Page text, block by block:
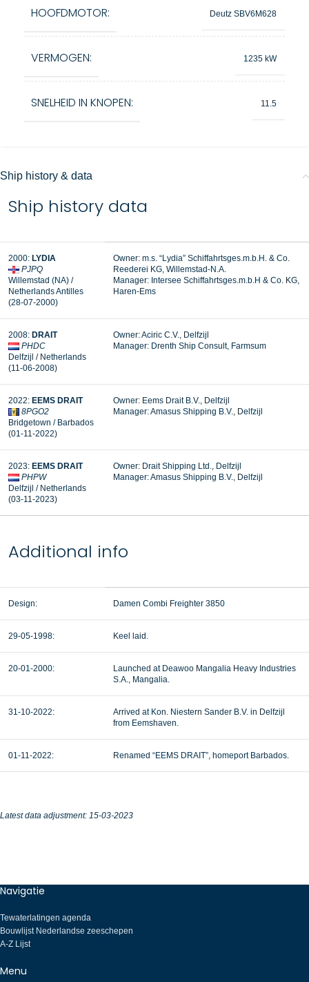
HOOFDMOTOR: Deutz SBV6M628
VERMOGEN: 1235 kW
SNELHEID IN KNOPEN: 11.5
Ship history & data
Ship history data
2000: LYDIA
PJPQ
Willemstad (NA) /
Netherlands Antilles
(28-07-2000)
Owner: m.s. “Lydia” Schiffahrtsges.m.b.H. & Co.
Reederei KG, Willemstad-N.A.
Manager: Intersee Schiffahrtsges.m.b.H & Co. KG,
Haren-Ems
2008: DRAIT
PHDC
Delfzijl / Netherlands
(11-06-2008)
Owner: Aciric C.V., Delfzijl
Manager: Drenth Ship Consult, Farmsum
2022: EEMS DRAIT
8PGO2
Bridgetown / Barbados
(01-11-2022)
Owner: Eems Drait B.V., Delfzijl
Manager:Amasus Shipping B.V., Delfzijl
2023: EEMS DRAIT
PHPW
Delfzijl / Netherlands
(03-11-2023)
Owner: Drait Shipping Ltd., Delfzijl
Manager: Amasus Shipping B.V., Delfzijl
Additional info
Design: Damen Combi Freighter 3850
29-05-1998: Keel laid.
20-01-2000:
Launched at Deawoo Mangalia Heavy Industries
S.A., Mangalia.
31-10-2022:
Arrived at Kon. Niestern Sander B.V. in Delfzijl
from Eemshaven.
01-11-2022: Renamed “EEMS DRAIT”, homeport Barbados.
Latest data adjustment: 15-03-2023
Navigatie
Tewaterlatingen agenda
Bouwlijst Nederlandse zeeschepen
A-Z Lijst
Menu